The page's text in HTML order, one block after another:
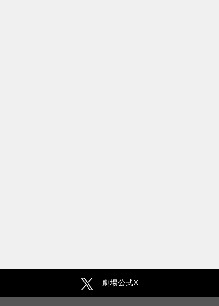
劇場公式X